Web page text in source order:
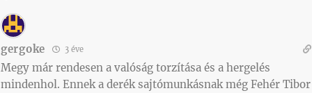
gergoke 3 éve
Megy már rendesen a valóság torzítása és a hergelés
mindenhol. Ennek a derék sajtómunkásnak még Fehér Tibor